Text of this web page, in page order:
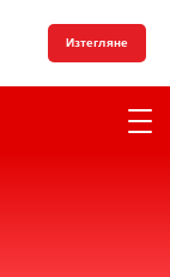
Изтегляне